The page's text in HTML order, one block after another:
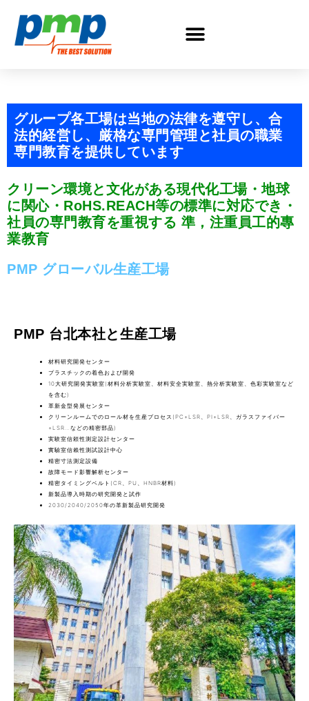
グループ各工場は当地の法律を遵守し、合
法的経営し、厳格な専門管理と社員の職業
専門教育を提供しています
クリーン環境と文化がある現代化工場・地球
に関心・RoHS.REACH等の標準に対応でき・
社員の専門教育を重視する 準，注重員工的專
業教育
PMP グローバル生産工場
PMP 台北本社と生産工場
材料研究開発センター
プラスチックの着色および開発
10大研究開発実験室(材料分析実験室、材料安全実験室、熱分析実験室、色彩実験室など
を含む)
革新金型発展センター
クリーンルームでのロール材を生産プロセス(PC+LSR、PI+LSR、ガラスファイバー
+LSR…などの精密部品)
実験室信頼性測定設計センター
實驗室信賴性測試設計中心
精密寸法測定設備
故障モード影響解析センター
精密タイミングベルト(CR、PU、HNBR材料)
新製品導入時期の研究開発と試作
2030/2040/2050年の革新製品研究開発